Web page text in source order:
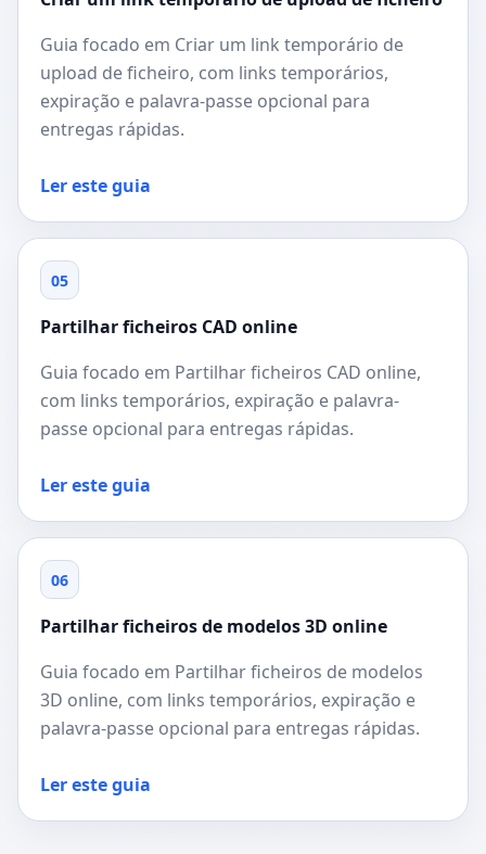
Guia focado em Criar um link temporário de
upload de ficheiro, com links temporários,
expiração e palavra-passe opcional para
entregas rápidas.
Ler este guia
05
Partilhar ficheiros CAD online
Guia focado em Partilhar ficheiros CAD online,
com links temporários, expiração e palavra-
passe opcional para entregas rápidas.
Ler este guia
06
Partilhar ficheiros de modelos 3D online
Guia focado em Partilhar ficheiros de modelos
3D online, com links temporários, expiração e
palavra-passe opcional para entregas rápidas.
Ler este guia